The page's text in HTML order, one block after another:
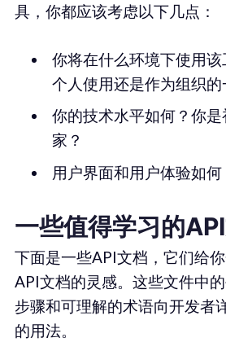
具，你都应该考虑以下几点：
你将在什么环境下使用
个人使用还是作为组织的
你的技术水平如何？你
家？
用户界面和用户体验如何
一些值得学习的
下面是一些API文档，它们给
API文档的灵感。这些文件中
步骤和可理解的术语向开发者
的用法。